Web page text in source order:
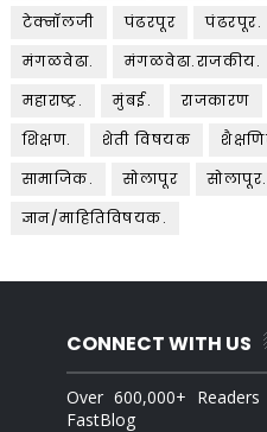
टेक्नॉलजी
पंढरपूर पंढरपूर.
मंगळवेढा.
मंगळवेढा.राजकीय.
महाराष्ट्र.
मुंबई. राजकारण
शिक्षण.
शेती विषयक
सामाजिक.
सोलापूर सोलापूर.
ज्ञान/माहितिविषयक.
CONNECT WITH US
Over 600,000+
FastBlog